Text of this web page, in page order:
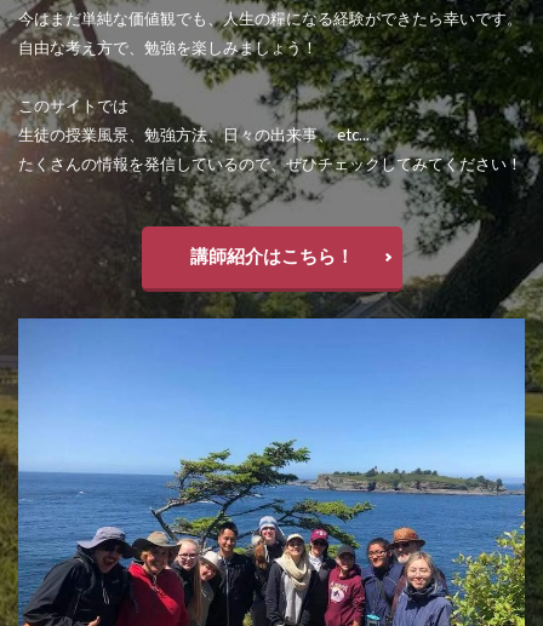
今はまだ単純な価値観でも、人生の糧になる経験ができたら幸いです。
自由な考え方で、勉強を楽しみましょう！
このサイトでは
生徒の授業風景、勉強方法、日々の出来事、 etc...
たくさんの情報を発信しているので、ぜひチェックしてみてください！
講師紹介はこちら！